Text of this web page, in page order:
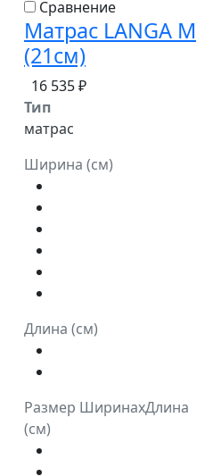
Сравнение
Матрас LANGA М
(21см)
16 535 ₽
Тип
матрас
Ширина (см)
Длина (см)
Размер ШиринахДлина
(см)